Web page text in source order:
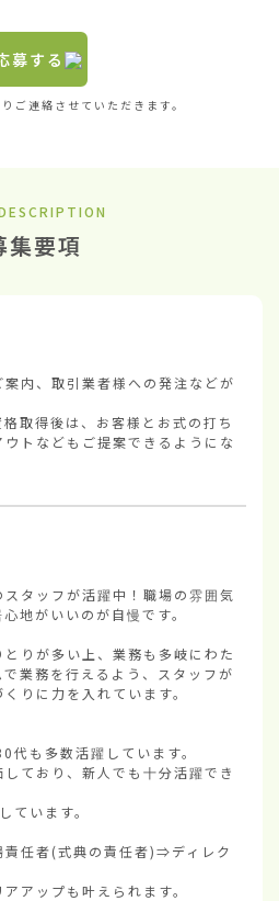
募する
ご連絡させていただきます。
集要項
内、取引業者様への発注などが
格取得後は、お客様とお式の打ち
トなどもご提案できるようにな
タッフが活躍中！職場の雰囲気
地がいいのが自慢です。
りが多い上、業務も多岐にわた
業務を行えるよう、スタッフが
りに力を入れています。
も多数活躍しています。
ており、新人でも十分活躍でき
ています。
任者(式典の責任者)⇒ディレク
アップも叶えられます。